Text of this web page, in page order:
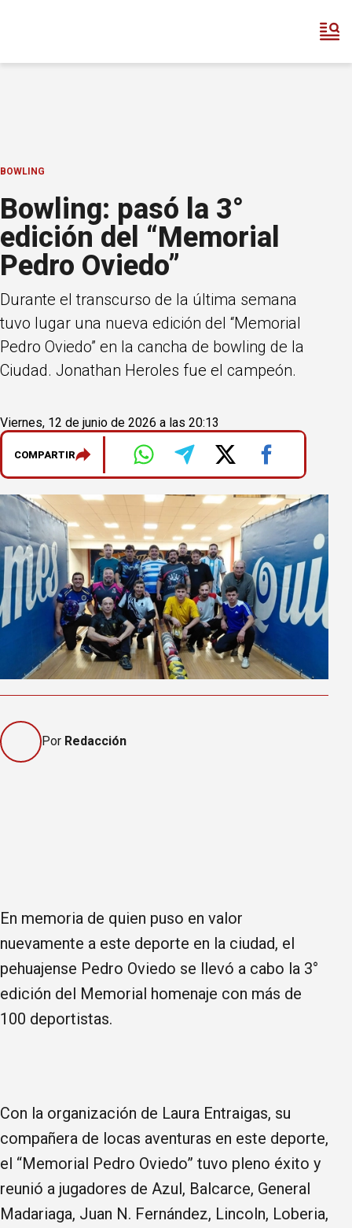
BOWLING
Bowling: pasó la 3°
edición del “Memorial
Pedro Oviedo”
Durante el transcurso de la última semana
tuvo lugar una nueva edición del “Memorial
Pedro Oviedo” en la cancha de bowling de la
Ciudad. Jonathan Heroles fue el campeón.
Viernes, 12 de junio de 2026 a las 20:13
COMPARTIR
Por Redacción
En memoria de quien puso en valor
nuevamente a este deporte en la ciudad, el
pehuajense Pedro Oviedo se llevó a cabo la 3°
edición del Memorial homenaje con más de
100 deportistas.
Con la organización de Laura Entraigas, su
compañera de locas aventuras en este deporte,
el “Memorial Pedro Oviedo” tuvo pleno éxito y
reunió a jugadores de Azul, Balcarce, General
Madariaga, Juan N. Fernández, Lincoln, Loberia,